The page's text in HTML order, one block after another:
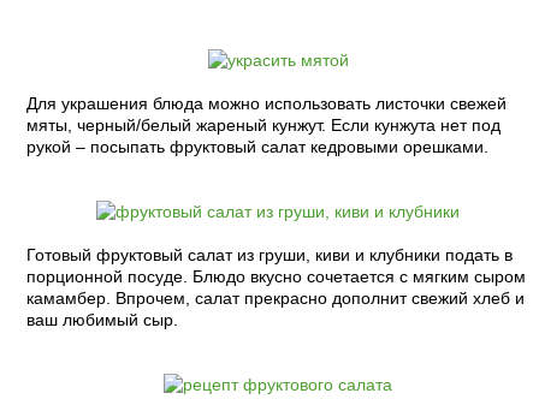
Для украшения блюда можно использовать листочки свежей
мяты, черный/белый жареный кунжут. Если кунжута нет под
рукой – посыпать фруктовый салат кедровыми орешками.
Готовый фруктовый салат из груши, киви и клубники подать в
порционной посуде. Блюдо вкусно сочетается с мягким сыром
камамбер. Впрочем, салат прекрасно дополнит свежий хлеб и
ваш любимый сыр.